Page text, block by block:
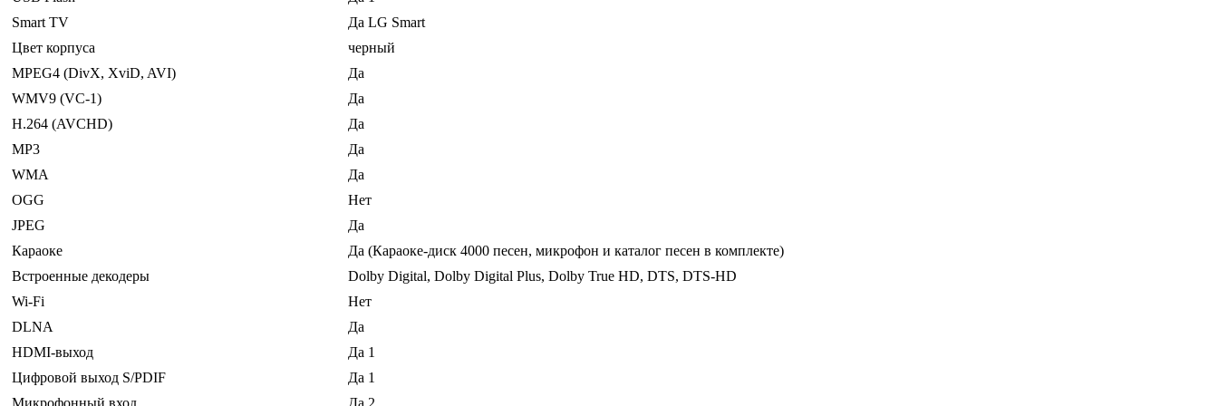
Smart TV
Да LG Smart
Цвет корпуса
черный
MPEG4 (DivX, XviD, AVI)
Да
WMV9 (VC-1)
Да
H.264 (AVCHD)
Да
MP3
Да
WMA
Да
OGG
Нет
JPEG
Да
Караоке
Да (Караоке-диск 4000 песен, микрофон и каталог песен в комплекте)
Встроенные декодеры
Dolby Digital, Dolby Digital Plus, Dolby True HD, DTS, DTS-HD
Wi-Fi
Нет
DLNA
Да
HDMI-выход
Да 1
Цифровой выход S/PDIF
Да 1